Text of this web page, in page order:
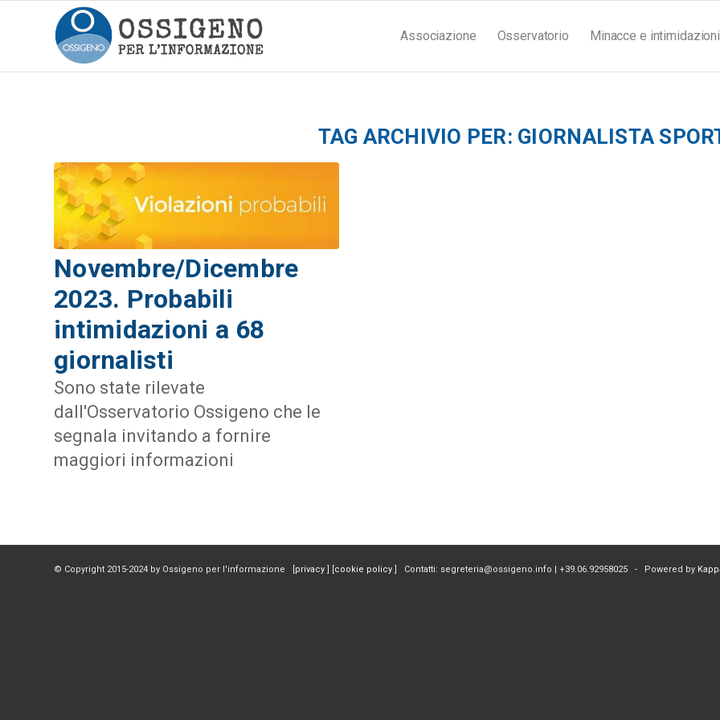
Associazione Osservatorio Minacce e intimidazioni
TAG ARCHIVIO PER: GIORNALISTA
Novembre/Dicembre
2023. Probabili
intimidazioni a 68
giornalisti
Sono state rilevate
dall'Osservatorio Ossigeno che le
segnala invitando a fornire
maggiori informazioni
© Copyright 2015-2024 by Ossigeno per l'informazione [privacy ] [cookie policy ] Contatti: segreteria@ossigeno.info | +39.06.92958025 - Powered by